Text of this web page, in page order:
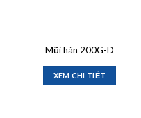
Mũi hàn 200G-D
XEM CHI TIẾT